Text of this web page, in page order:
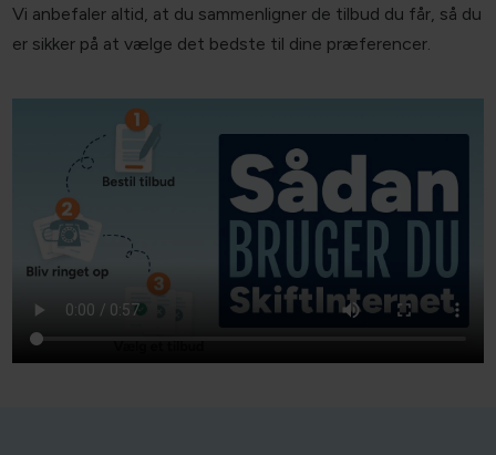
Vi anbefaler altid, at du sammenligner de tilbud du får, så du
er sikker på at vælge det bedste til dine præferencer.